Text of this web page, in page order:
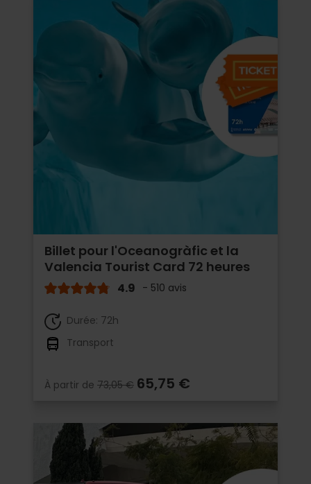
Billet pour l'Oceanogràfic et la
Valencia Tourist Card 72 heures
4.9 - 510 avis
Durée: 72h
Transport
À partir de 73,05 € 65,75 €